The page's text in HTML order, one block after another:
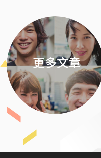
更多文章